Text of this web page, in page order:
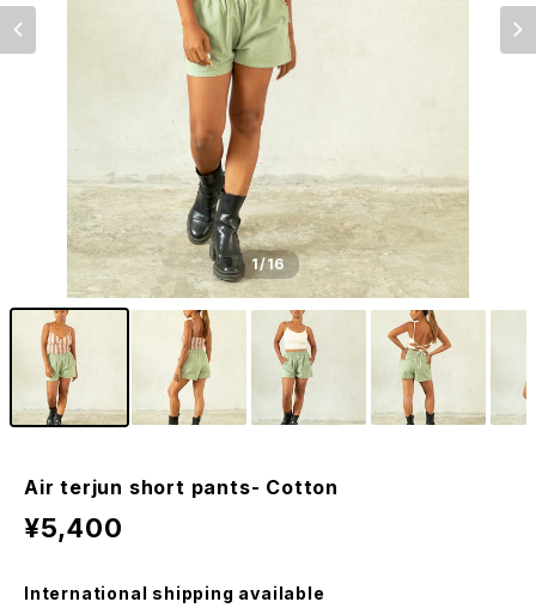
1/16
Air terjun short pants- Cotton
¥5,400
International shipping available